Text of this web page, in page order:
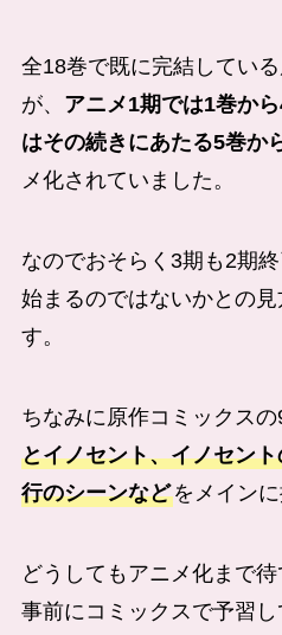
全18巻で既に完結してい
が、 アニメ1期では1巻か
はその続きにあたる5巻か
メ化されていました。
なのでおそらく3期も2期
始まるのではないかとの
す。
ちなみに原作コミックスの
とイノセント、イノセン
行のシーンなどをメインに
どうしてもアニメ化まで待
事前にコミックスで予習